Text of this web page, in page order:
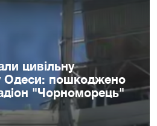
цивільну
Одеси: пошкоджено
"Чорноморець"